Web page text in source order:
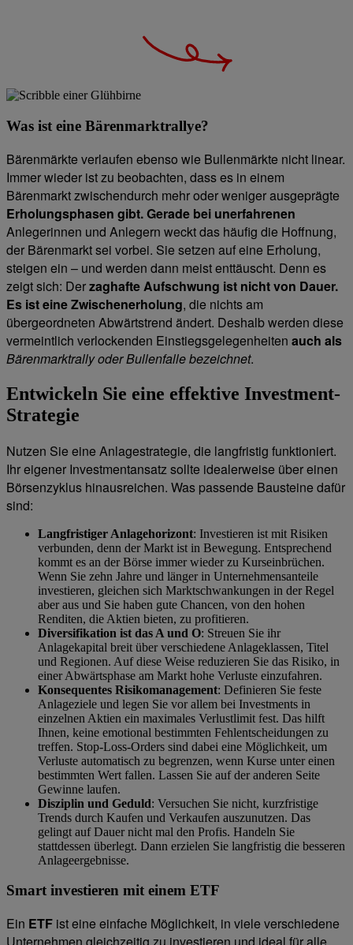
Was ist eine Bärenmarktrallye?
Bärenmärkte verlaufen ebenso wie Bullenmärkte nicht linear.
Immer wieder ist zu beobachten, dass es in einem
Bärenmarkt zwischendurch mehr oder weniger ausgeprägte
Erholungsphasen gibt. Gerade bei unerfahrenen
Anlegerinnen und Anlegern weckt das häufig die Hoffnung,
der Bärenmarkt sei vorbei. Sie setzen auf eine Erholung,
steigen ein – und werden dann meist enttäuscht. Denn es
zeigt sich: Derzaghafte Aufschwung ist nicht von Dauer.
Es isteine Zwischenerholung, die nichts am
übergeordneten Abwärtstrend ändert. Deshalb werden diese
vermeintlich verlockenden Einstiegsgelegenheiten auch als
Bärenmarktrally oder Bullenfalle bezeichnet.
Entwickeln Sie eine effektive Investment-
Strategie
Nutzen Sie eine Anlagestrategie, die langfristig funktioniert.
Ihr eigener Investmentansatz sollte idealerweise über einen
Börsenzyklus hinausreichen. Was passende Bausteine dafür
sind:
Langfristiger Anlagehorizont: Investieren ist mit Risiken
verbunden, denn der Markt ist in Bewegung. Entsprechend
kommt es an der Börse immer wieder zu Kurseinbrüchen.
Wenn Sie zehn Jahre und länger in Unternehmensanteile
investieren, gleichen sich Marktschwankungen in der Regel
aber aus und Sie haben gute Chancen, von den hohen
Renditen, die Aktien bieten, zu profitieren.
Diversifikation ist das A und O: Streuen Sie ihr
Anlagekapital breit über verschiedene Anlageklassen, Titel
und Regionen. Auf diese Weise reduzieren Sie das Risiko, in
einer Abwärtsphase am Markt hohe Verluste einzufahren.
Konsequentes Risikomanagement: Definieren Sie feste
Anlageziele und legen Sie vor allem bei Investments in
einzelnen Aktien ein maximales Verlustlimit fest. Das hilft
Ihnen, keine emotional bestimmten Fehlentscheidungen zu
treffen. Stop-Loss-Orders sind dabei eine Möglichkeit, um
Verluste automatisch zu begrenzen, wenn Kurse unter einen
bestimmten Wert fallen. Lassen Sie auf der anderen Seite
Gewinne laufen.
Disziplin und Geduld: Versuchen Sie nicht, kurzfristige
Trends durch Kaufen und Verkaufen auszunutzen. Das
gelingt auf Dauer nicht mal den Profis. Handeln Sie
stattdessen überlegt. Dann erzielen Sie langfristig die besseren
Anlageergebnisse.
Smart investieren mit einem ETF
Ein ETF ist eine einfache Möglichkeit, in viele verschiedene